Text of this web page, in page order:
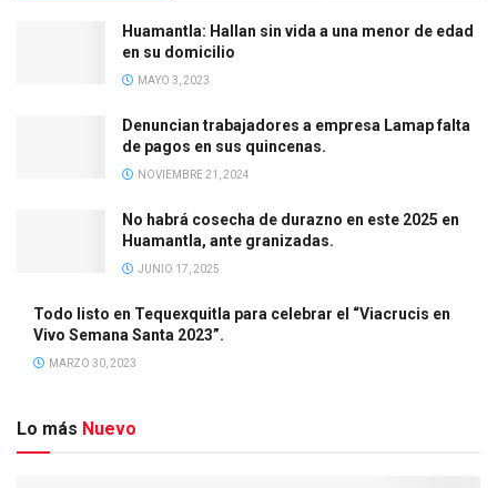
Huamantla: Hallan sin vida a una menor de edad
en su domicilio
MAYO 3, 2023
Denuncian trabajadores a empresa Lamap falta
de pagos en sus quincenas.
NOVIEMBRE 21, 2024
No habrá cosecha de durazno en este 2025 en
Huamantla, ante granizadas.
JUNIO 17, 2025
Todo listo en Tequexquitla para celebrar el “Viacrucis en
Vivo Semana Santa 2023”.
MARZO 30, 2023
Lo más Nuevo